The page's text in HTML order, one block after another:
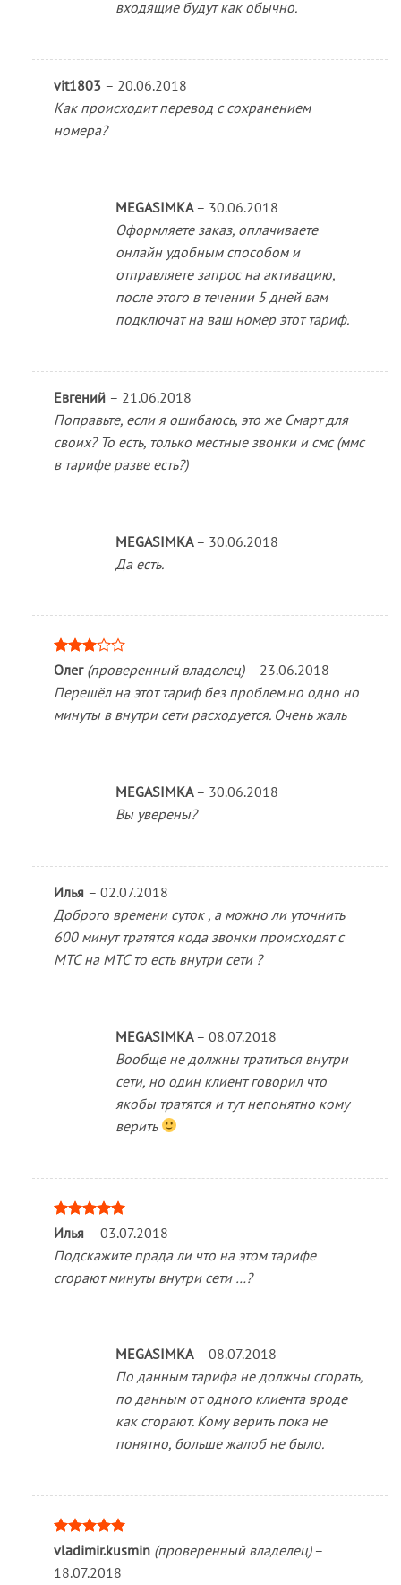
входящие будут как обычно.
vit1803 – 20.06.2018
Как происходит перевод с сохранением
номера?
MEGASIMKA – 30.06.2018
Оформляете заказ, оплачиваете
онлайн удобным способом и
отправляете запрос на активацию,
после этого в течении 5 дней вам
подключат на ваш номер этот тариф.
Евгений – 21.06.2018
Поправьте, если я ошибаюсь, это же Смарт для
своих? То есть, только местные звонки и смс (ммс
в тарифе разве есть?)
MEGASIMKA – 30.06.2018
Да есть.
Оценка
из 5
Олег (проверенный владелец) – 23.06.2018
Перешёл на этот тариф без проблем.но одно но
минуты в внутри сети расходуется. Очень жаль
MEGASIMKA – 30.06.2018
Вы уверены?
Илья – 02.07.2018
Доброго времени суток , а можно ли уточнить
600 минут тратятся кода звонки происходят с
МТС на МТС то есть внутри сети ?
MEGASIMKA – 08.07.2018
Вообще не должны тратиться внутри
сети, но один клиент говорил что
якобы тратятся и тут непонятно кому
верить
Оценка5
из 5
Илья – 03.07.2018
Подскажите прада ли что на этом тарифе
сгорают минуты внутри сети …?
MEGASIMKA – 08.07.2018
По данным тарифа не должны сгорать,
по данным от одного клиента вроде
как сгорают. Кому верить пока не
понятно, больше жалоб не было.
Оценка5
vladimir.kusmin (проверенный владелец) –
18.07.2018